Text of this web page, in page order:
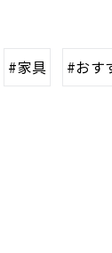
#家具 #おす